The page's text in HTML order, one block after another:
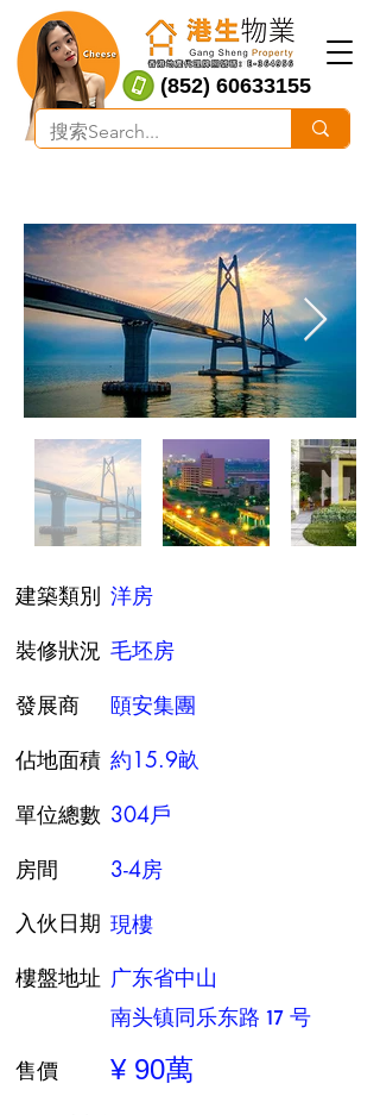
(852) 60633155
建築類別 洋房
裝修狀況 毛坯房
發展商 頤安集團
佔地面積 約15.9畝
單位總數 304戶
房間
3-4房
入伙日期 現樓
樓盤地址 广东省中山
南头镇同乐东路 17 号
售價 ¥ 90萬